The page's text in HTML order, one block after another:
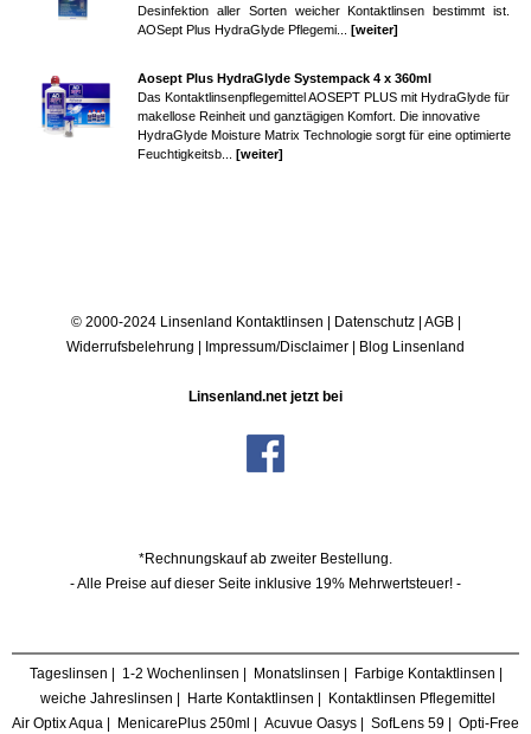
Desinfektion aller Sorten weicher Kontaktlinsen bestimmt ist.
AOSept Plus HydraGlyde Pflegemi... [weiter]
Aosept Plus HydraGlyde Systempack 4 x 360ml
Das Kontaktlinsenpflegemittel AOSEPT PLUS mit HydraGlyde für
makellose Reinheit und ganztägigen Komfort. Die innovative
HydraGlyde Moisture Matrix Technologie sorgt für eine optimierte
Feuchtigkeits­b... [weiter]
© 2000-2024 Linsenland Kontaktlinsen | Datenschutz| AGB|
Widerrufsbelehrung | Impressum/Disclaimer | Blog Linsenland
Linsenland.net jetzt bei
*Rechnungskauf ab zweiter Bestellung.
- Alle Preise auf dieser Seite inklusive 19% Mehrwertsteuer! -
Tageslinsen 1-2 Wochenlinsen Monatslinsen Farbige Kontaktlinsen
weiche Jahreslinsen
Harte Kontaktlinsen
Kontaktlinsen Pflegemittel
Air Optix Aqua
MenicarePlus 250ml Acuvue Oasys SofLens 59 Opti-Free